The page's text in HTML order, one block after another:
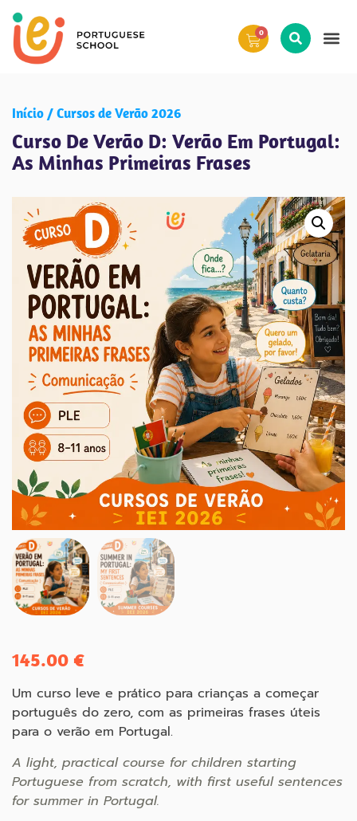
0
Início Cursos de Verão 2026
Curso De Verão D: Verão Em Portugal:
As Minhas Primeiras Frases
145.00 €
Um curso leve e prático para crianças a começar
português do zero, com as primeiras frases úteis
para o verão em Portugal.
A light, practical course for children starting
Portuguese from scratch, with first useful sentences
for summer in Portugal.